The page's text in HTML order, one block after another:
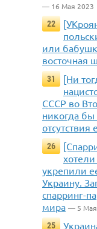
— 16 Мая 2023
22
или
восточная
31
[Ни
СССР во
никогда
отсутствия
26
укрепили
Украину.
спарринг-
мира — 5 Мая
25